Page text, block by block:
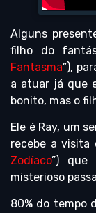
Alguns
filho do
Fantasma”),
a atuar já que
bonito, mas o
Ele é Ray, um
recebe a visita
Zodíaco”) que
misterioso
80% do tempo